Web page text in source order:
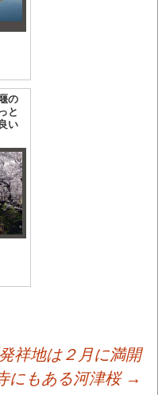
の
と
い
祥地は２月に満開
にもある河津桜 →